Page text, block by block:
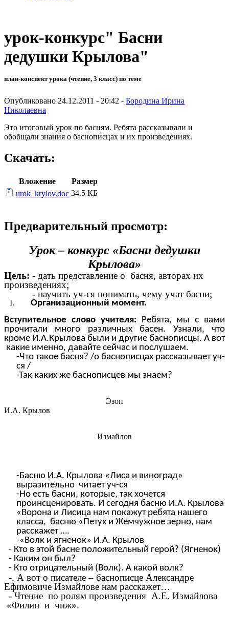
урок-конкурс" Басни
дедушки Крылова"
план-конспект урока (чтение, 3 класс) по теме
Опубликовано 24.12.2011 - 20:42 - Бородина Ирина
Николаевна
Это итоговый урок по басням. Ребята рассказывали и
обобщали знания о баснописцах и их произведениях.
Скачать:
Вложение
Размер
urok_krylov.doc 34.5 КБ
Предварительный просмотр:
Урок – конкурс «Басни дедушки
Крылова»
Цель: - дать представление о басня, авторах их
произведениях;
- научить уч-ся понимать, чему учат басни;
Организационный момент.
Вступительное слово учителя:
Ребята, мы с вами
прочитали много различных басен. Узнали, что
кроме И.А.Крылова были и другие баснописцы. А вот
какие именно, давайте сейчас и послушаем.
-Что такое басня? /о баснописцах рассказывает уч-
ся /
-Так каких же баснописцев мы знаем?
Эзоп
И.А. Крылов
Измайлов
-Басню И.А. Крылова «Лиса и виноград»
выразительно читает уч-ся
-Но есть басни, которые, так хочется
проинсценировать. И сегодня басню И.А. Крылова
«Ворона и Лисица нам покажут ребята нашего
класса, басню «Петух и Жемчужное зерно, нам
расскажет ….
-«Волк и ягненок» И.А. Крылов
- Кто в этой басне положительный герой? (Ягненок)
- Каким он был?
- Кто отрицательный (Волк). А какой волк?
-. А вот о писателе – баснописце Александре
Ефимовиче Измайлове нам расскажет…
- Чтение по ролям произведения А.Е. Измайлова
«Филин и чиж».